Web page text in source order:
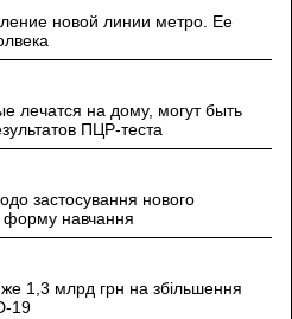
новой линии метро. Ее
лечатся на дому, могут быть
ПЦР-теста
застосування нового
форму навчання
1,3 млрд грн на збільшення
19